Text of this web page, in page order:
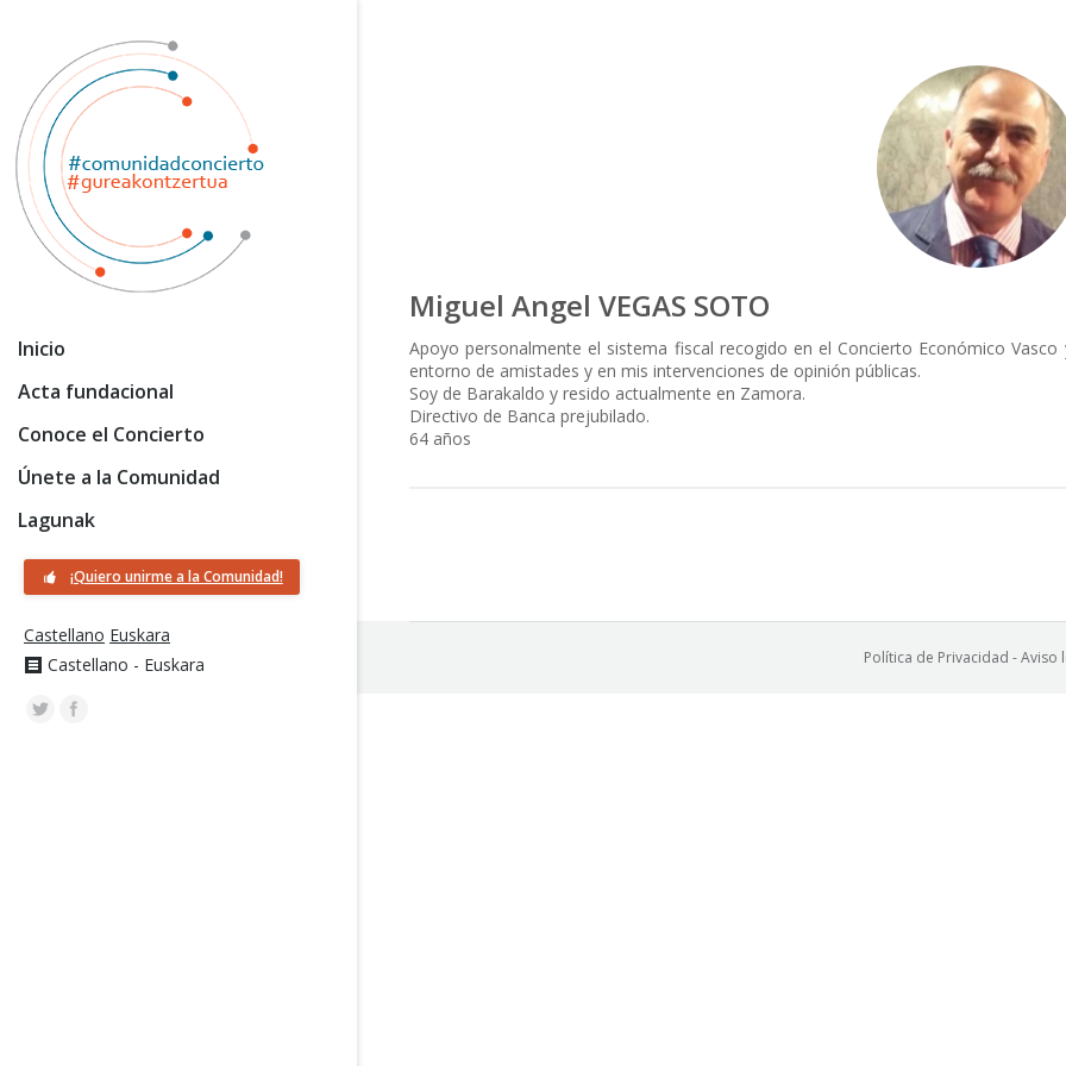
Inicio
Acta fundacional
Conoce el Concierto
Únete a la Comunidad
Lagunak
¡Quiero unirme a la Comunidad!
Castellano Euskara
Castellano - Euskara
Miguel Angel VEGAS SOTO
Apoyo personalmente el sistema fiscal recogido en el Concierto Económico
entorno de amistades y en mis intervenciones de opinión públicas.
Soy de Barakaldo y resido actualmente en Zamora.
Directivo de Banca prejubilado.
64 años
Política de Privacidad -Aviso